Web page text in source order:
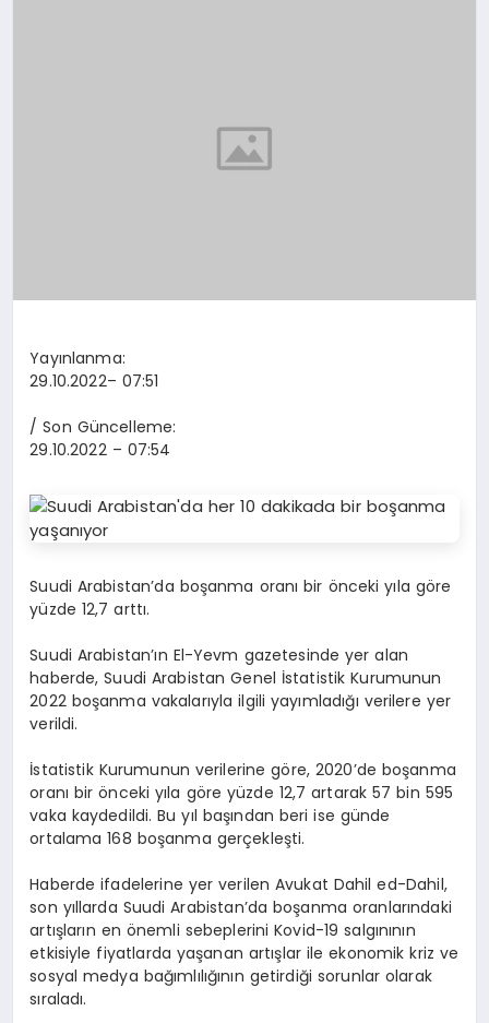
Yayınlanma:
29.10.2022– 07:51
/ Son Güncelleme:
29.10.2022– 07:54
Suudi Arabistan’da boşanma oranı bir önceki yıla göre
yüzde 12,7 arttı.
Suudi Arabistan’ın El-Yevm gazetesinde yer alan
haberde, Suudi Arabistan Genel İstatistik Kurumunun
2022 boşanma vakalarıyla ilgili yayımladığı verilere yer
verildi.
İstatistik Kurumunun verilerine göre, 2020’de boşanma
oranı bir önceki yıla göre yüzde 12,7 artarak 57 bin 595
vaka kaydedildi. Bu yıl başından beri ise günde
ortalama 168 boşanma gerçekleşti.
Haberde ifadelerine yer verilen Avukat Dahil ed-Dahil,
son yıllarda Suudi Arabistan’da boşanma oranlarındaki
artışların en önemli sebeplerini Kovid-19 salgınının
etkisiyle fiyatlarda yaşanan artışlar ile ekonomik kriz ve
sosyal medya bağımlılığının getirdiği sorunlar olarak
sıraladı.